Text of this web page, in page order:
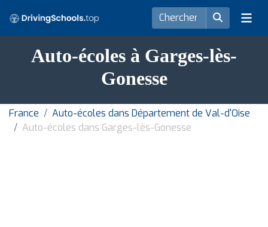
Auto-écoles à Garges-lès-
Gonesse
France
Auto-écoles dans Département de Val-d'Oise
Auto-écoles dans Garges-lès-Gonesse